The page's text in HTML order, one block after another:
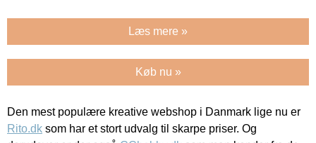
Læs mere »
Køb nu »
Den mest populære kreative webshop i Danmark lige nu er
Rito.dk som har et stort udvalg til skarpe priser. Og